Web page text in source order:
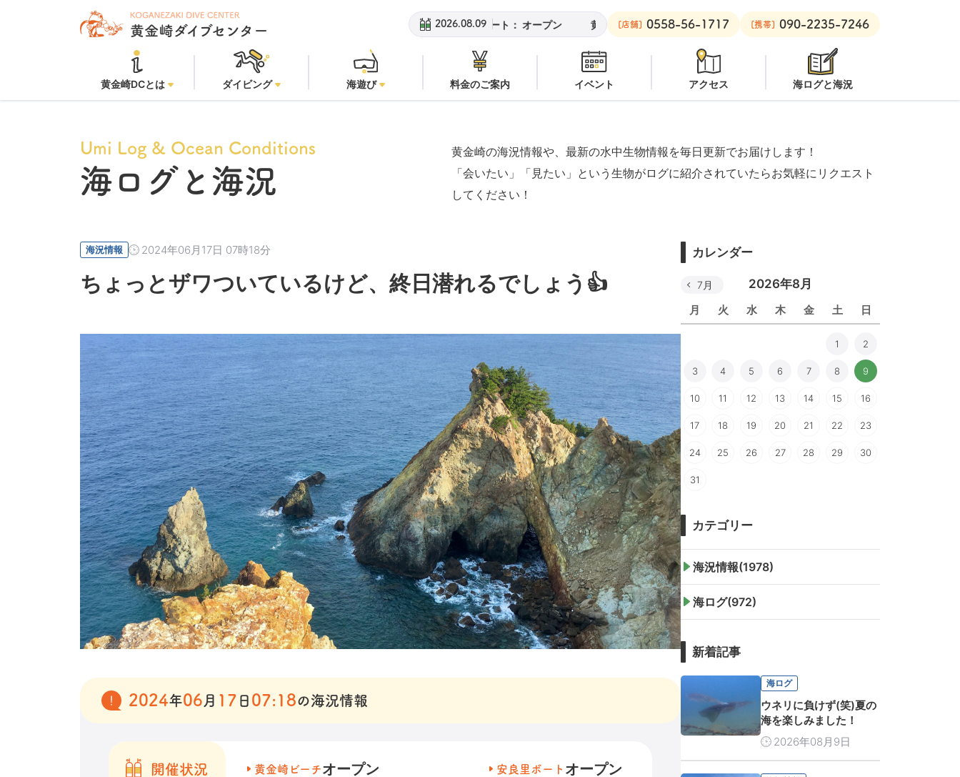
2026.08.09
安良里ボート：オープン 黄金崎ビーチ：オープン 安良里ボート： オープン
[店舗] 0558-56-1717 [携帯] 090-2235-7246
黄金崎DCとは ダイビング 海遊び 料金のご案内 イベント アクセス 海ログと海況
Umi Log & Ocean Conditions
海ログと海況
黄金崎の海況情報や、最新の水中生物情報を毎日更新でお届けします！
「会いたい」「見たい」という生物がログに紹介されていたらお気軽にリクエスト
してください！
海況情報 2024年06月17日 07時18分
ちょっとザワついているけど、終日潜れるでしょう👍
2024年06 月 17 日 07:18の海況情報
開催状況 黄金崎ビーチオープン 安良里ボート オープン
カレンダー
2026年8月
月 火 水 木 金 土 日
7月
1 2
3 4 5 6 7 8 9
10 11 12 13 14 15 16
17 18 19 20 21 22 23
24 25 26 27 28 29 30
31
カテゴリー
海況情報(1978)
海ログ(972)
新着記事
海ログ
ウネリに負けず(笑)夏の
海を楽しみました！
2026年08月9日